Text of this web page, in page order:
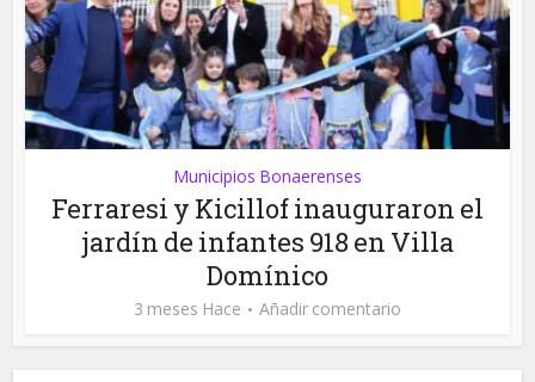
Municipios Bonaerenses
Ferraresi y Kicillof inauguraron el
jardín de infantes 918 en Villa
Domínico
3 meses Hace Añadir comentario